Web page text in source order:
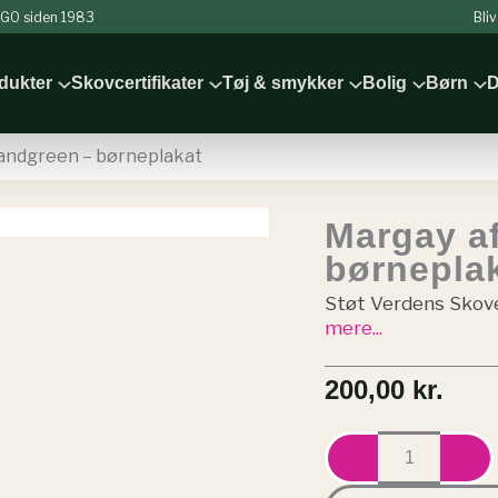
siden 1983
Skovcertifikater Tøj & smykker Bolig Børn
– børneplakat
Margay
Støt Verdens
mere...
200,00 kr.
Margay